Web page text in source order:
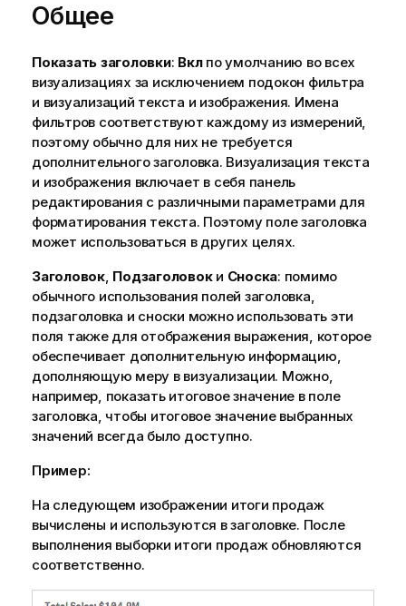
Общее
Показать заголовки: Вклпо умолчанию во всех
визуализациях за исключением подокон фильтра
и визуализаций текста и изображения. Имена
фильтров соответствуют каждому из измерений,
поэтому обычно для них не требуется
дополнительного заголовка. Визуализация текста
и изображения включает в себя панель
редактирования с различными параметрами для
форматирования текста. Поэтому поле заголовка
может использоваться в других целях.
Заголовок, Подзаголовоки Сноска: помимо
обычного использования полей заголовка,
подзаголовка и сноски можно использовать эти
поля также для отображения выражения, которое
обеспечивает дополнительную информацию,
дополняющую меру в визуализации. Можно,
например, показать итоговое значение в поле
заголовка, чтобы итоговое значение выбранных
значений всегда было доступно.
Пример:
На следующем изображении итоги продаж
вычислены и используются в заголовке. После
выполнения выборки итоги продаж обновляются
соответственно.